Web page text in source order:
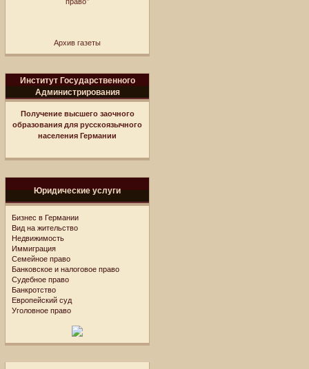
Архив газеты
Институт Государственного
Администрирования
Получение высшего заочного
образования для русскоязычного
населения Германии
Юридические услуги
Бизнес в Германии
Вид на жительство
Недвижимость
Иммиграция
Семейное право
Банковское и налоговое право
Судебное право
Банкротство
Европейский суд
Уголовное право